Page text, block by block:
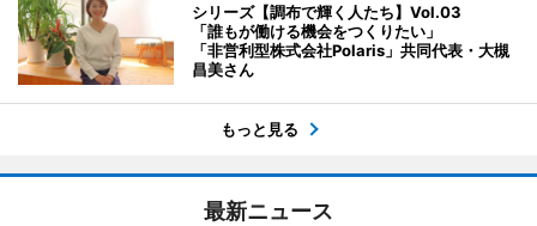
シリーズ【調布で輝く人たち】Vol.03
「誰もが働ける機会をつくりたい」
「非営利型株式会社Polaris」共同代表・大槻
昌美さん
もっと見る
最新ニュース